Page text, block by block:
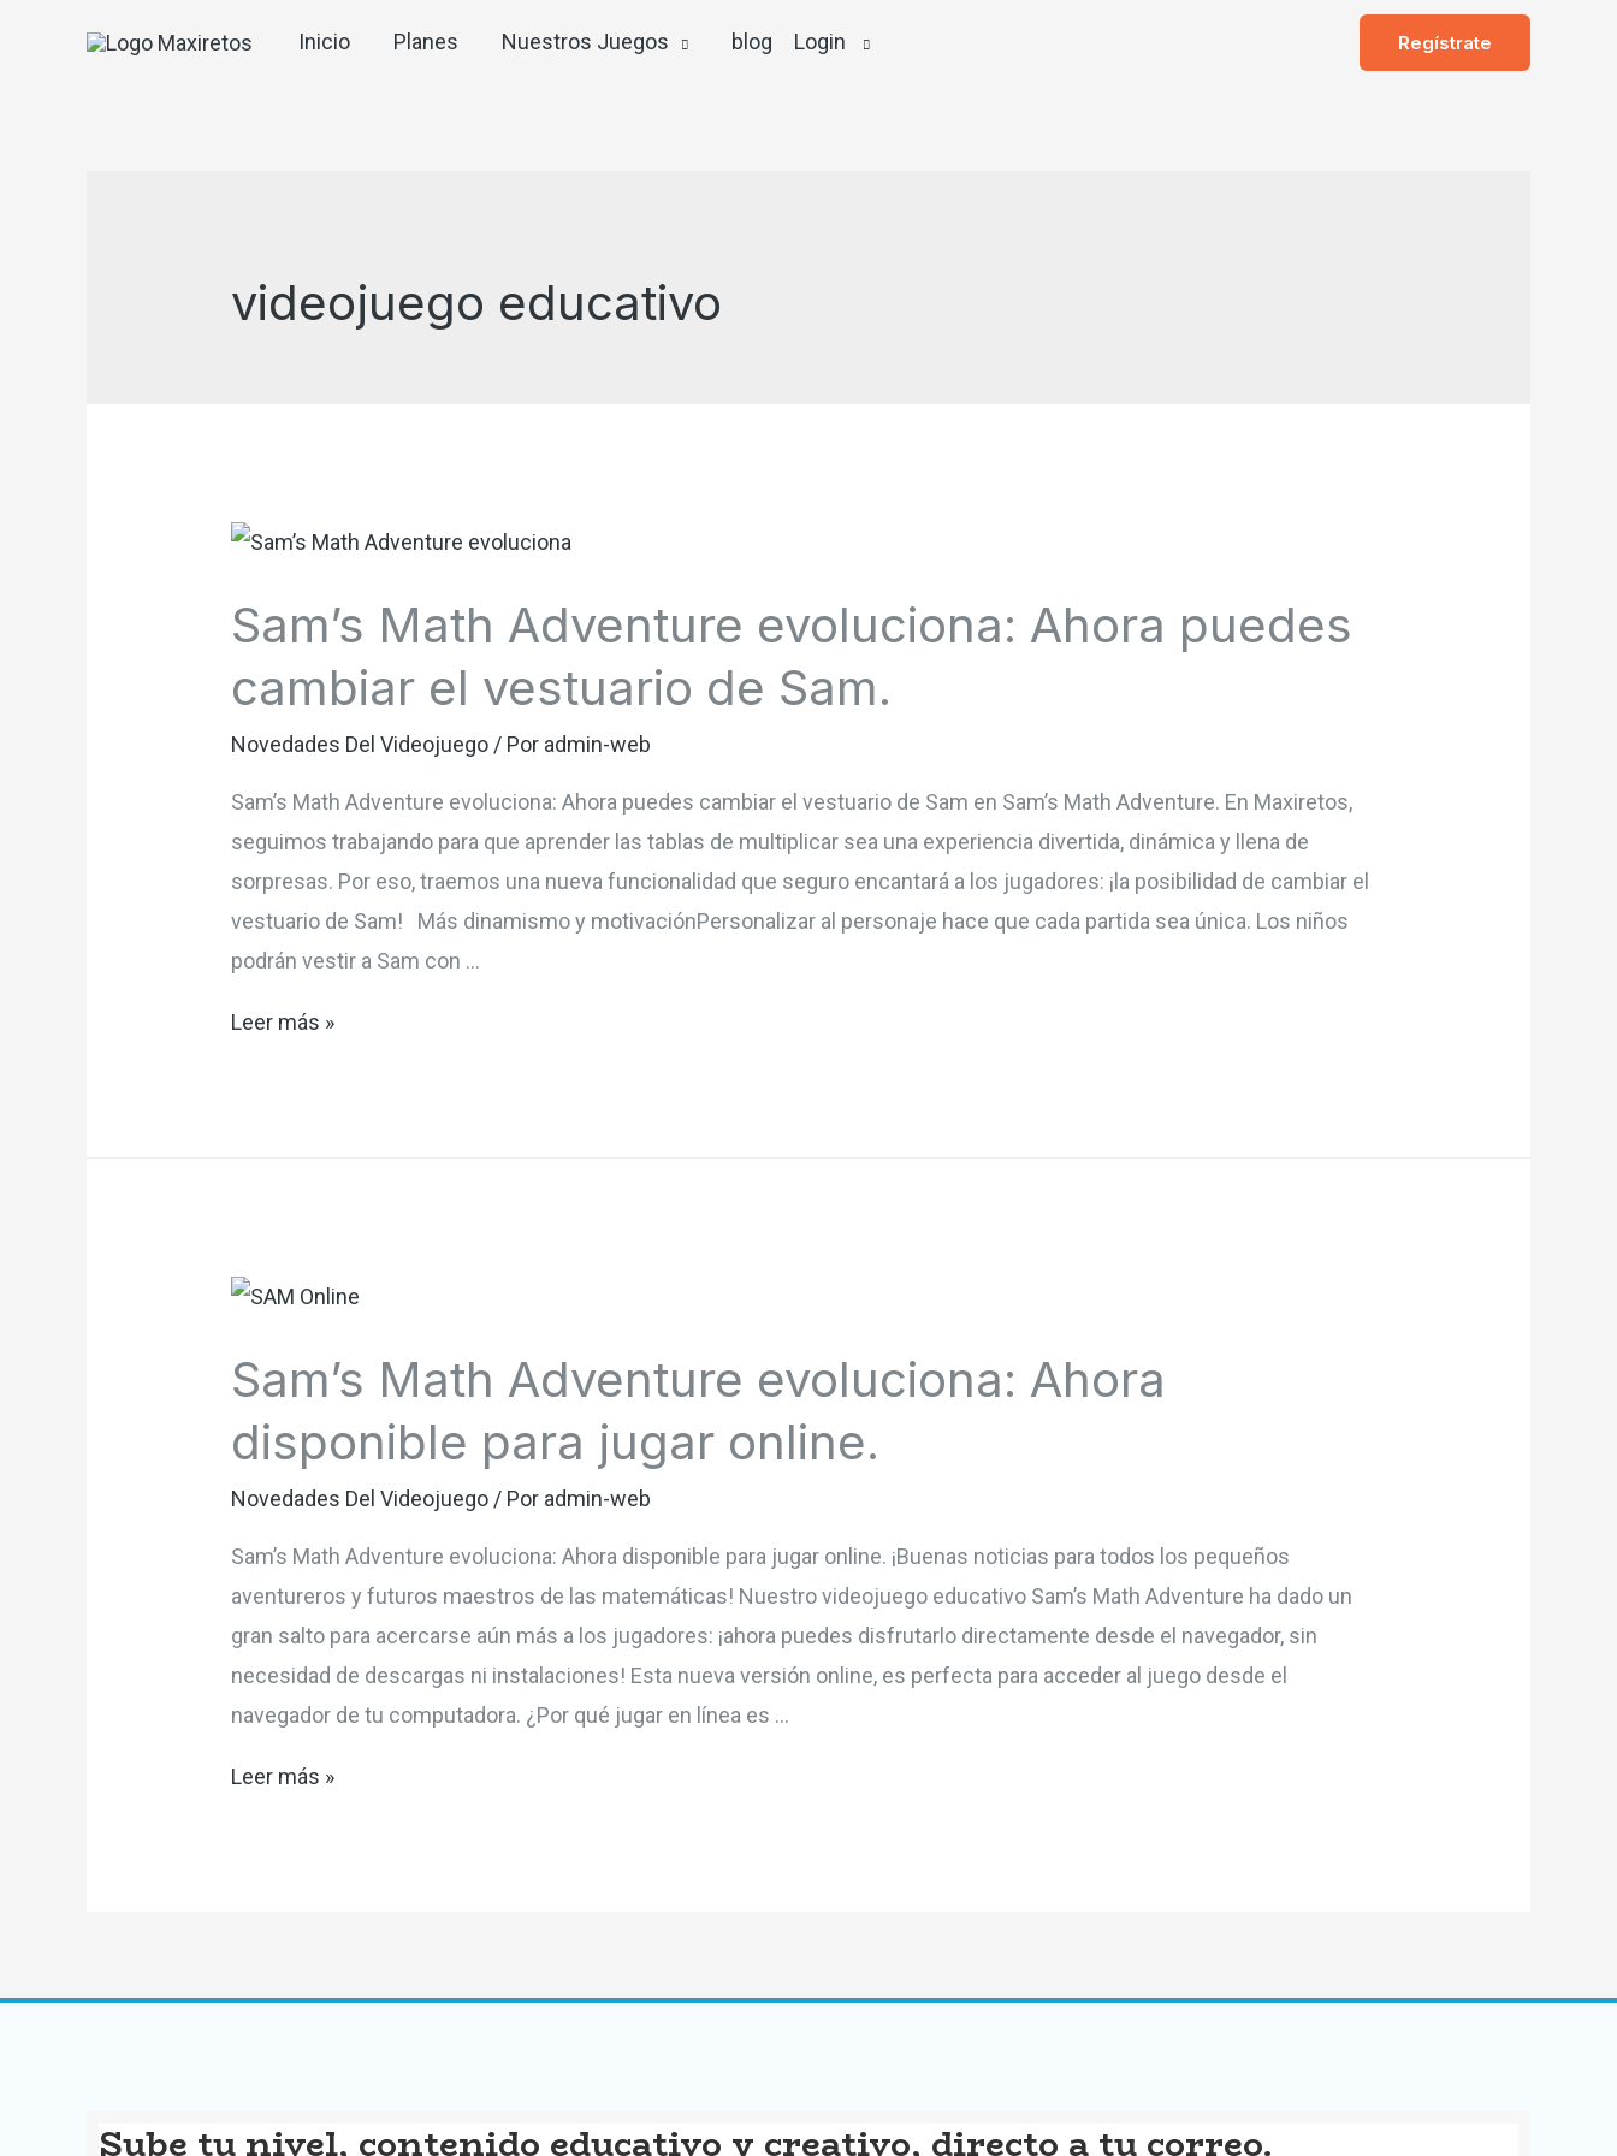
Inicio Planes Nuestros Juegos blog Login Regístrate
videojuego educativo
Sam’s Math Adventure evoluciona: Ahora puedes
cambiar el vestuario de Sam.
Novedades Del Videojuego / Por admin-web
Sam’s Math Adventure evoluciona: Ahora puedes cambiar el vestuario de Sam en Sam’s Math Adventure. En Maxiretos,
seguimos trabajando para que aprender las tablas de multiplicar sea una experiencia divertida, dinámica y llena de
sorpresas. Por eso, traemos una nueva funcionalidad que seguro encantará a los jugadores: ¡la posibilidad de cambiar el
vestuario de Sam! Más dinamismo y motivaciónPersonalizar al personaje hace que cada partida sea única. Los niños
podrán vestir a Sam con …
Sam’s
el
de
Sam.
Leer más »
Sam’s Math Adventure evoluciona: Ahora
disponible para jugar online.
Novedades Del Videojuego / Por admin-web
Sam’s Math Adventure evoluciona: Ahora disponible para jugar online. ¡Buenas noticias para todos los pequeños
aventureros y futuros maestros de las matemáticas! Nuestro videojuego educativo Sam’s Math Adventure ha dado un
gran salto para acercarse aún más a los jugadores: ¡ahora puedes disfrutarlo directamente desde el navegador, sin
necesidad de descargas ni instalaciones! Esta nueva versión online, es perfecta para acceder al juego desde el
navegador de tu computadora. ¿Por qué jugar en línea es …
Sam’s
Leer más »
Sube tu nivel, contenido educativo y creativo, directo a tu correo.